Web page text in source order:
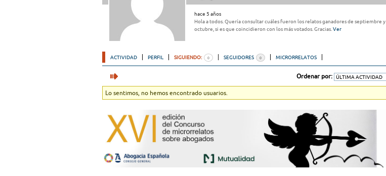
hace 5 años
Hola a todos. Quería consultar cuáles fueron los relatos ganadores de septiembre y
octubre, si es que coincidieron con los más votados. Gracias. Ver
ACTIVIDAD PERFIL SIGUIENDO: 0 SEGUIDORES 0 MICRORRELATOS
Ordenar por:
Lo sentimos, no hemos encontrado usuarios.